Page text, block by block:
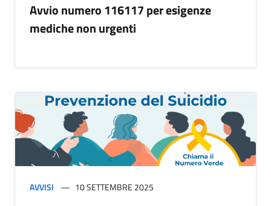
Avvio numero 116117 per esigenze
mediche non urgenti
AVVISI 10 SETTEMBRE 2025